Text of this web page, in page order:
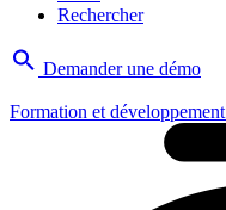
Rechercher
Demander une démo
Formation et développement